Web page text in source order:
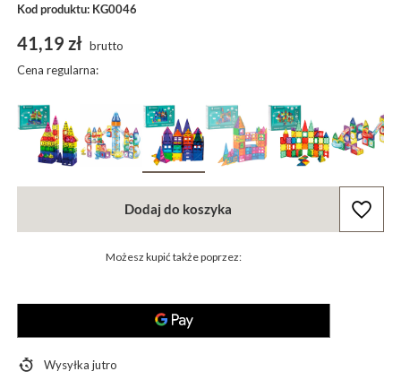
Kod produktu: KG0046
41,19 zł brutto
Cena regularna:
Dodaj do koszyka
Możesz kupić także poprzez:
Wysyłkajutro